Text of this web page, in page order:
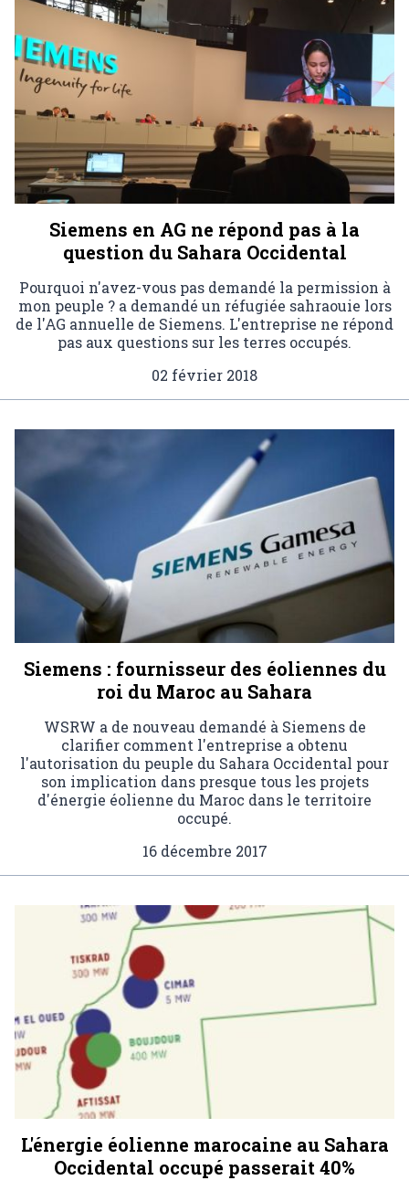
Siemens en AG ne répond pas à la
question du Sahara Occidental
Pourquoi n'avez-vous pas demandé la permission à
mon peuple ? a demandé un réfugiée sahraouie lors
de l'AG annuelle de Siemens. L'entreprise ne répond
pas aux questions sur les terres occupés.
02 février 2018
Siemens : fournisseur des éoliennes du
roi du Maroc au Sahara
WSRW a de nouveau demandé à Siemens de
clarifier comment l'entreprise a obtenu
l'autorisation du peuple du Sahara Occidental pour
son implication dans presque tous les projets
d'énergie éolienne du Maroc dans le territoire
occupé.
16 décembre 2017
L'énergie éolienne marocaine au Sahara
Occidental occupé passerait 40%